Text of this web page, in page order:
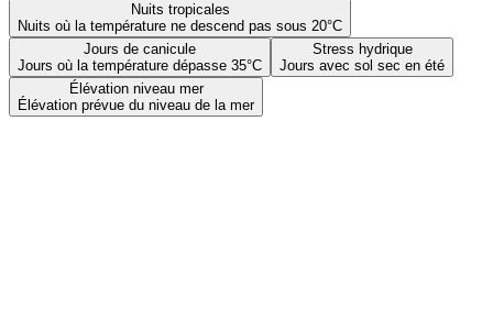
Nuits tropicales
Nuits où la température ne descend pas sous 20°C
Jours de canicule
Jours où la température dépasse 35°C
Stress hydrique
Jours avec sol sec en été
Élévation niveau mer
Élévation prévue du niveau de la mer